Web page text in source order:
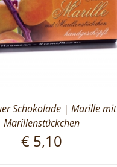
Schokolade | Marille mit
Marillenstückchen
€ 5,10